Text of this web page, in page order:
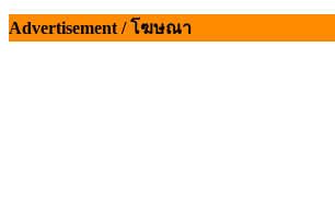
เรื่อง
Advertisement / โฆษณา